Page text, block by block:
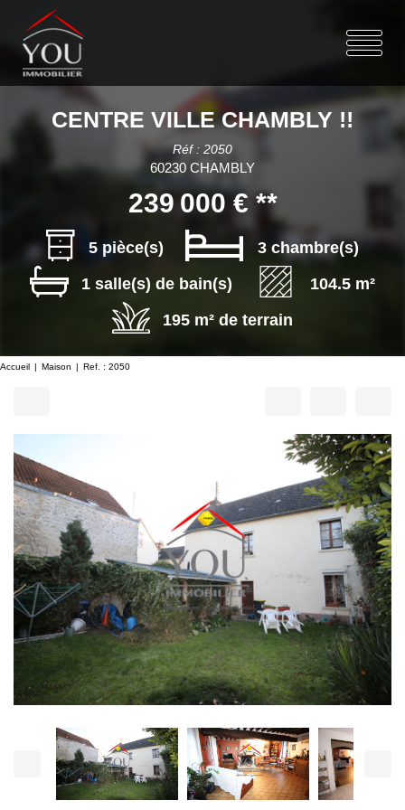
CENTRE VILLE CHAMBLY !!
Réf : 2050
60230 CHAMBLY
239 000 € **
5 pièce(s)
3 chambre(s)
1 salle(s) de bain(s)
104.5 m²
195 m² de terrain
Accueil Maison Ref. : 2050